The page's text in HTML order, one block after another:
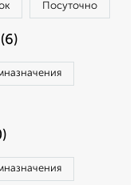
Посуточно